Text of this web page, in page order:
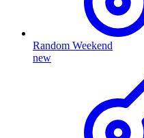
Random Weekend
new